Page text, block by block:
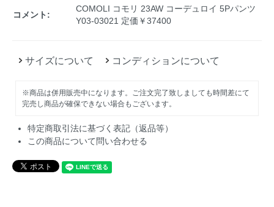
コメント:
COMOLI コモリ 23AW コーデュロイ 5Pパンツ
Y03-03021 定価￥37400
サイズについて コンディションについて
※商品は併用販売中になります。ご注文完了致しましても時間差にて
完売し商品が確保できない場合もございます。
特定商取引法に基づく表記（返品等）
この商品について問い合わせる